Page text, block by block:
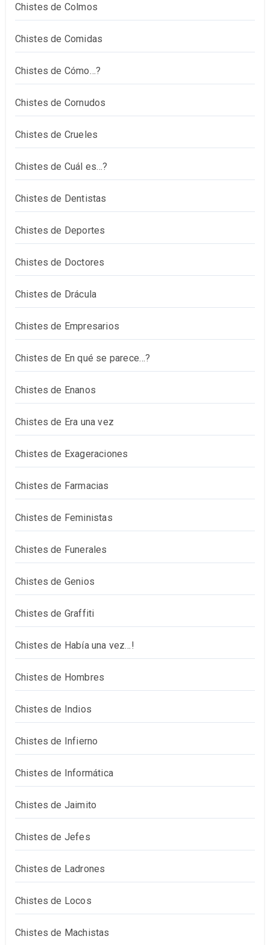
Chistes de Colmos
Chistes de Comidas
Chistes de Cómo…?
Chistes de Cornudos
Chistes de Crueles
Chistes de Cuál es…?
Chistes de Dentistas
Chistes de Deportes
Chistes de Doctores
Chistes de Drácula
Chistes de Empresarios
Chistes de En qué se parece…?
Chistes de Enanos
Chistes de Era una vez
Chistes de Exageraciones
Chistes de Farmacias
Chistes de Feministas
Chistes de Funerales
Chistes de Genios
Chistes de Graffiti
Chistes de Había una vez…!
Chistes de Hombres
Chistes de Indios
Chistes de Infierno
Chistes de Informática
Chistes de Jaimito
Chistes de Jefes
Chistes de Ladrones
Chistes de Locos
Chistes de Machistas